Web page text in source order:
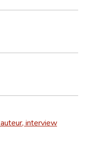
interview